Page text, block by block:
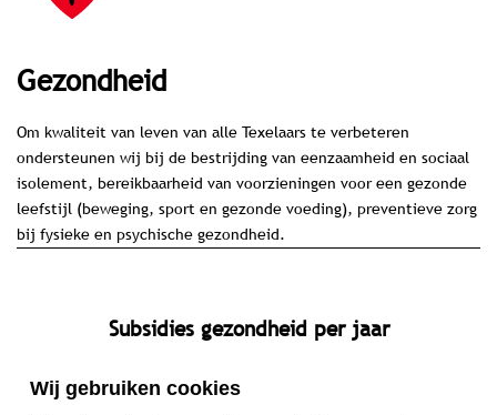
Wij gebruiken cookies
gezondheid
Om kwaliteit van leven van alle Texelaars te verbeteren
ondersteunen wij bij de bestrijding van eenzaamheid en sociaal
isolement, bereikbaarheid van voorzieningen voor een gezonde
leefstijl (beweging, sport en gezonde voeding), preventieve zorg
bij fysieke en psychische gezondheid.
subsidies gezondheid per jaar